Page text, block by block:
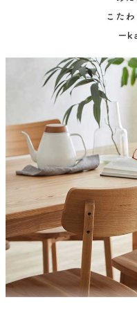
塗装
ウレタン塗装
チェアサイズ
43x54x80(cm)
座面高
42(cm)
中国